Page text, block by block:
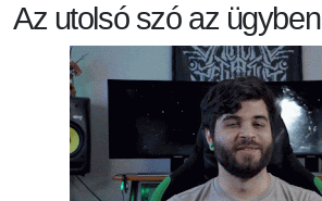
Az utolsó szó az ügyben